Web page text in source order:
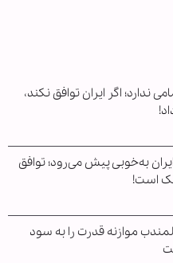
ندارد؛ اگر ایران توافق نکند،
به‌خوبی پیش می‌رود؛ توافق
است!
موازنه قدرت را به سود